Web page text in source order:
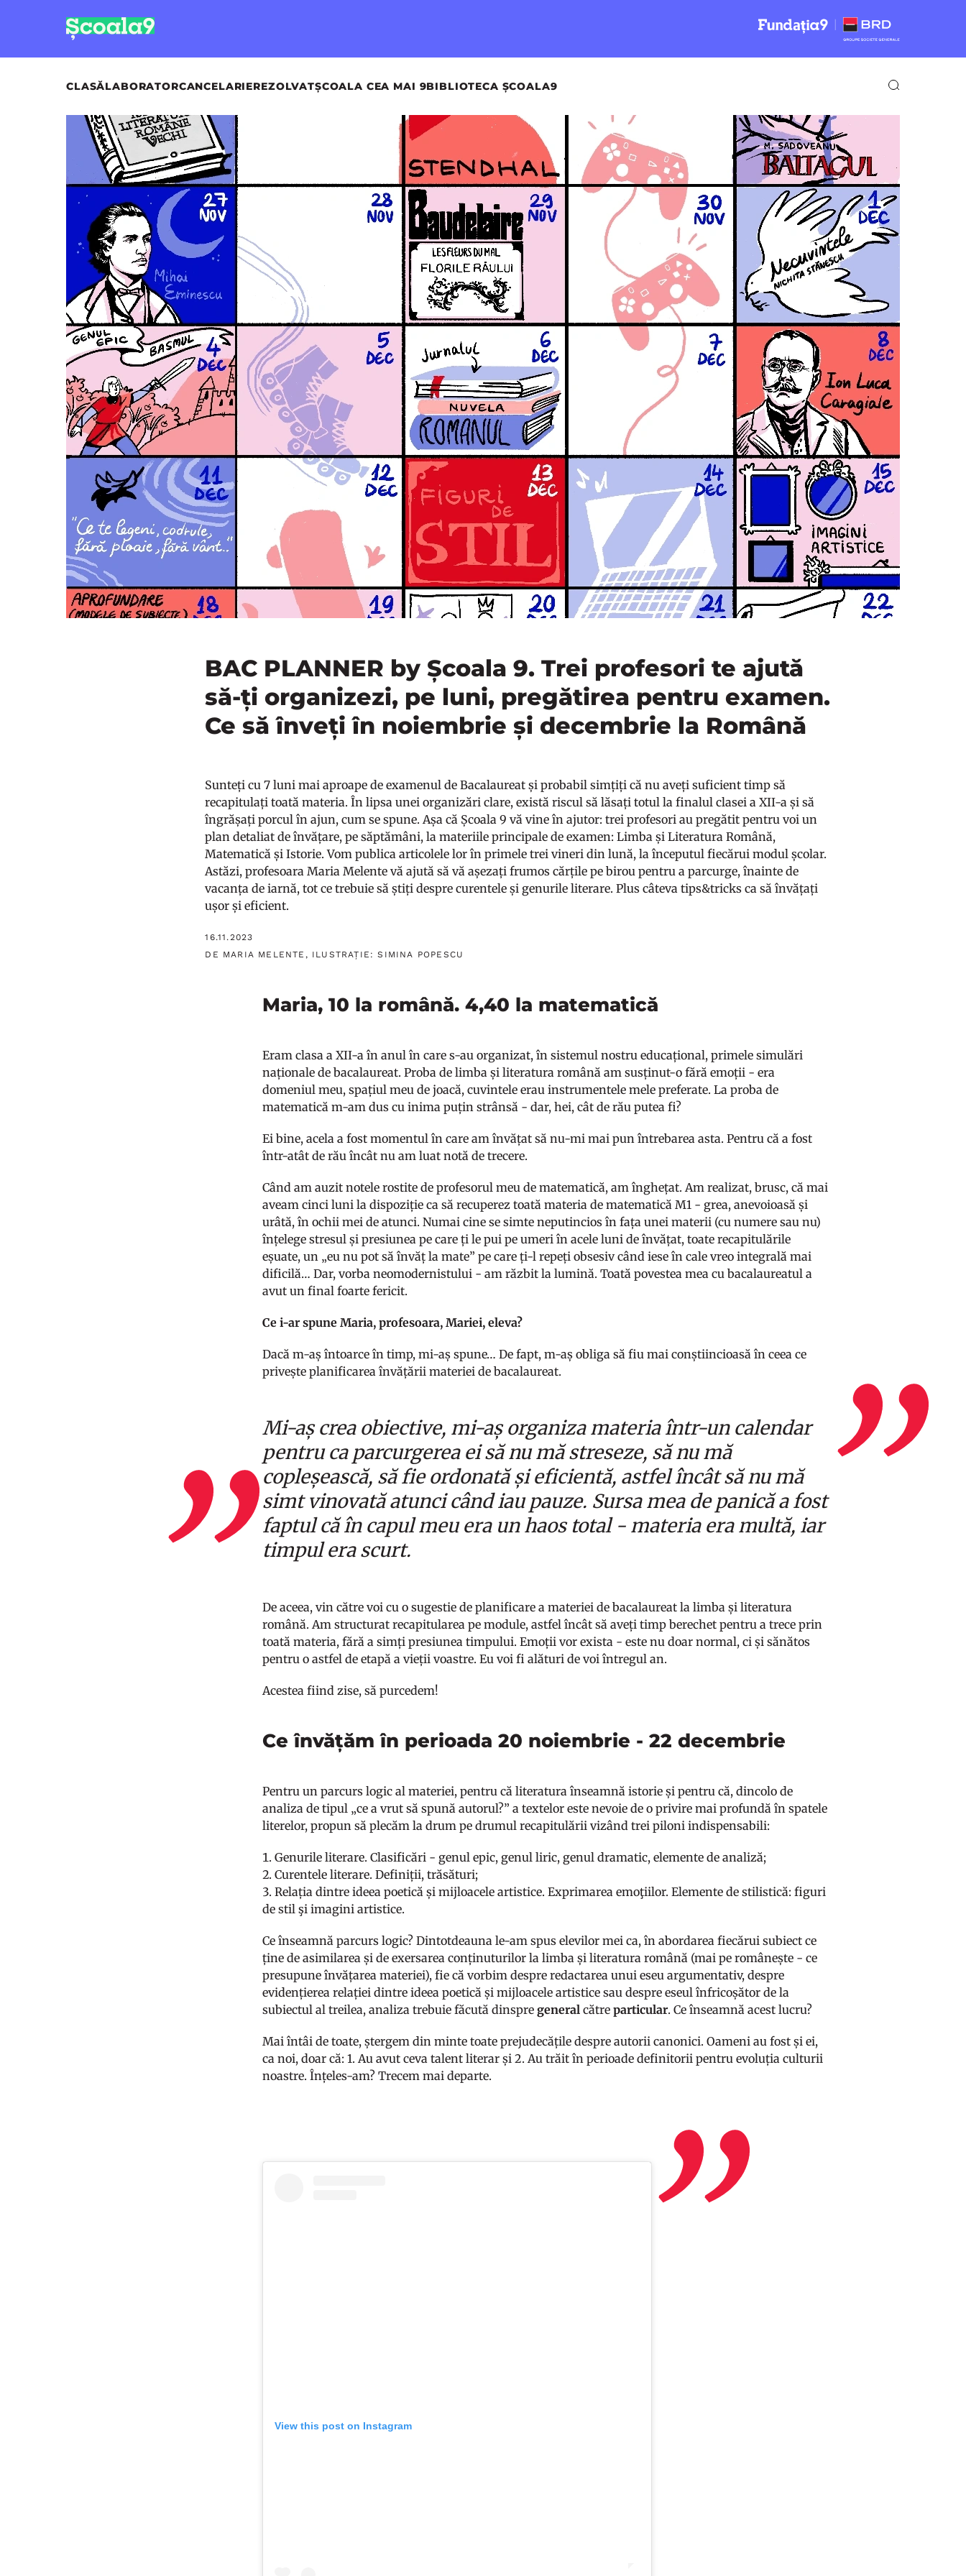
CLASĂLABORATORCANCELARIEREZOLVATȘCOALA CEA MAI 9BIBLIOTECA ȘCOALA9
BAC PLANNER by Școala 9. Trei profesori te ajută
să-ți organizezi, pe luni, pregătirea pentru examen.
Ce să înveți în noiembrie și decembrie la Română
Sunteți cu 7 luni mai aproape de examenul de Bacalaureat și probabil simțiți că nu aveți suficient timp să
recapitulați toată materia. În lipsa unei organizări clare, există riscul să lăsați totul la finalul clasei a XII-a și să
îngrășați porcul în ajun, cum se spune. Așa că Școala 9 vă vine în ajutor: trei profesori au pregătit pentru voi un
plan detaliat de învățare, pe săptămâni, la materiile principale de examen: Limba și Literatura Română,
Matematică și Istorie. Vom publica articolele lor în primele trei vineri din lună, la începutul fiecărui modul școlar.
Astăzi, profesoara Maria Melente vă ajută să vă așezați frumos cărțile pe birou pentru a parcurge, înainte de
vacanța de iarnă, tot ce trebuie să știți despre curentele și genurile literare. Plus câteva tips&tricks ca să învățați
ușor și eficient.
16.11.2023
DE MARIA MELENTE, ILUSTRAȚIE: SIMINA POPESCU
Maria, 10 la română. 4,40 la matematică
Eram clasa a XII-a în anul în care s-au organizat, în sistemul nostru educațional, primele simulări
naționale de bacalaureat. Proba de limba și literatura română am susținut-o fără emoții - era
domeniul meu, spațiul meu de joacă, cuvintele erau instrumentele mele preferate. La proba de
matematică m-am dus cu inima puțin strânsă - dar, hei, cât de rău putea fi?
Ei bine, acela a fost momentul în care am învățat să nu-mi mai pun întrebarea asta. Pentru că a fost
într-atât de rău încât nu am luat notă de trecere.
Când am auzit notele rostite de profesorul meu de matematică, am înghețat. Am realizat, brusc, că mai
aveam cinci luni la dispoziție ca să recuperez toată materia de matematică M1 - grea, anevoioasă și
urâtă, în ochii mei de atunci. Numai cine se simte neputincios în fața unei materii (cu numere sau nu)
înțelege stresul și presiunea pe care ți le pui pe umeri în acele luni de învățat, toate recapitulările
eșuate, un „eu nu pot să învăț la mate” pe care ți-l repeți obsesiv când iese în cale vreo integrală mai
dificilă… Dar, vorba neomodernistului - am răzbit la lumină. Toată povestea mea cu bacalaureatul a
avut un final foarte fericit.
Ce i-ar spune Maria, profesoara, Mariei, eleva?
Dacă m-aș întoarce în timp, mi-aș spune… De fapt, m-aș obliga să fiu mai conștiincioasă în ceea ce
privește planificarea învățării materiei de bacalaureat.
Mi-aș crea obiective, mi-aș organiza materia într-un calendar
pentru ca parcurgerea ei să nu mă streseze, să nu mă
copleșească, să fie ordonată și eficientă, astfel încât să nu mă
simt vinovată atunci când iau pauze. Sursa mea de panică a fost
faptul că în capul meu era un haos total - materia era multă, iar
timpul era scurt.
De aceea, vin către voi cu o sugestie de planificare a materiei de bacalaureat la limba și literatura
română. Am structurat recapitularea pe module, astfel încât să aveți timp berechet pentru a trece prin
toată materia, fără a simți presiunea timpului. Emoții vor exista - este nu doar normal, ci și sănătos
pentru o astfel de etapă a vieții voastre. Eu voi fi alături de voi întregul an.
Acestea fiind zise, să purcedem!
Ce învățăm în perioada 20 noiembrie - 22 decembrie
Pentru un parcurs logic al materiei, pentru că literatura înseamnă istorie și pentru că, dincolo de
analiza de tipul „ce a vrut să spună autorul?” a textelor este nevoie de o privire mai profundă în spatele
literelor, propun să plecăm la drum pe drumul recapitulării vizând trei piloni indispensabili:
Genurile literare. Clasificări - genul epic, genul liric, genul dramatic, elemente de analiză;
Curentele literare. Definiții, trăsături;
Relația dintre ideea poetică și mijloacele artistice. Exprimarea emoţiilor. Elemente de stilistică: figuri
de stil şi imagini artistice.
Ce înseamnă parcurs logic? Dintotdeauna le-am spus elevilor mei ca, în abordarea fiecărui subiect ce
ține de asimilarea și de exersarea conținuturilor la limba și literatura română (mai pe românește - ce
presupune învățarea materiei), fie că vorbim despre redactarea unui eseu argumentativ, despre
evidențierea relației dintre ideea poetică și mijloacele artistice sau despre eseul înfricoșător de la
subiectul al treilea, analiza trebuie făcută dinspre general cătreparticular. Ce înseamnă acest lucru?
Mai întâi de toate, ștergem din minte toate prejudecățile despre autorii canonici. Oameni au fost și ei,
ca noi, doar că: 1. Au avut ceva talent literar și 2. Au trăit în perioade definitorii pentru evoluția culturii
noastre. Înțeles-am? Trecem mai departe.
View this post on Instagram